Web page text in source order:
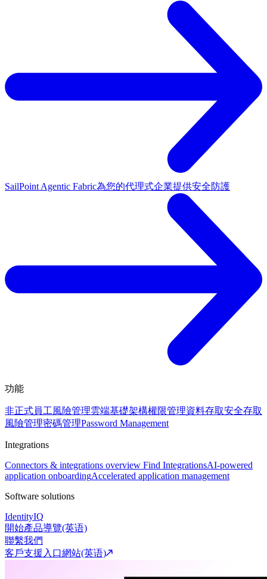
SailPoint Agentic Fabric為您的代理式企業提供安全防護
功能
非正式員工風險管理雲端基礎架構權限管理資料存取安全存取
風險管理密碼管理Password Management
Integrations
Connectors & integrations overview Find IntegrationsAI-powered
application onboardingAccelerated application management
Software solutions
IdentityIQ
開始產品導覽(英语)
聯繫我們
客戶支援入口網站(英语)